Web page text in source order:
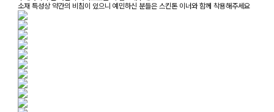
소재 특성상 약간의 비침이 있으니 예민하신 분들은 스킨톤 이너와 함께 착용해주세요